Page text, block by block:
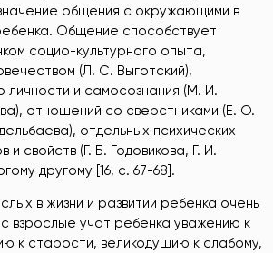
общения с окружающими в
Общение способствует
социо-культурного опыта,
(Л. С. Выготский),
и самосознания (М. И.
отношений со сверстниками (Е. О.
отдельных психических
и свойств (Г. Б. Годовикова, Г. И.
другому [16, с. 67-68].
в жизни и развитии ребенка очень
взрослые учат ребенка уважению к
к старости, великодушию к слабому,